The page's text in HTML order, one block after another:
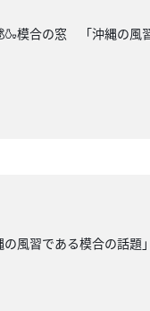
模合の窓 「沖縄の
風習である模合の話